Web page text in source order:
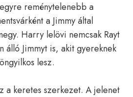
reménytelenebb a
a Jimmy által
Harry lelövi nemcsak Rayt
álló Jimmyt is, akit gyereknek
lesz.
a keretes szerkezet. A jelenet